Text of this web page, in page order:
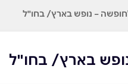
– נופש בארץ/ בחו"ל
בארץ/ בחו"ל